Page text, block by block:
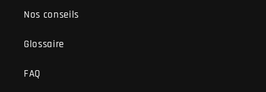
Nos conseils
Glossaire
FAQ